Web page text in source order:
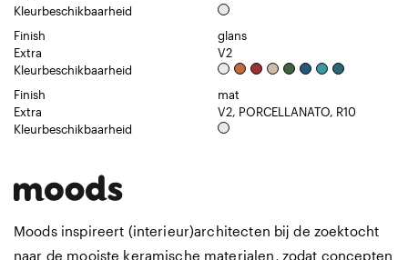
Kleurbeschikbaarheid
Finish
glans
Extra
V2
Kleurbeschikbaarheid
Finish
mat
Extra
V2, PORCELLANATO, R10
Kleurbeschikbaarheid
Moods inspireert (interieur)architecten bij de zoektocht
naar de mooiste keramische materialen, zodat concepten